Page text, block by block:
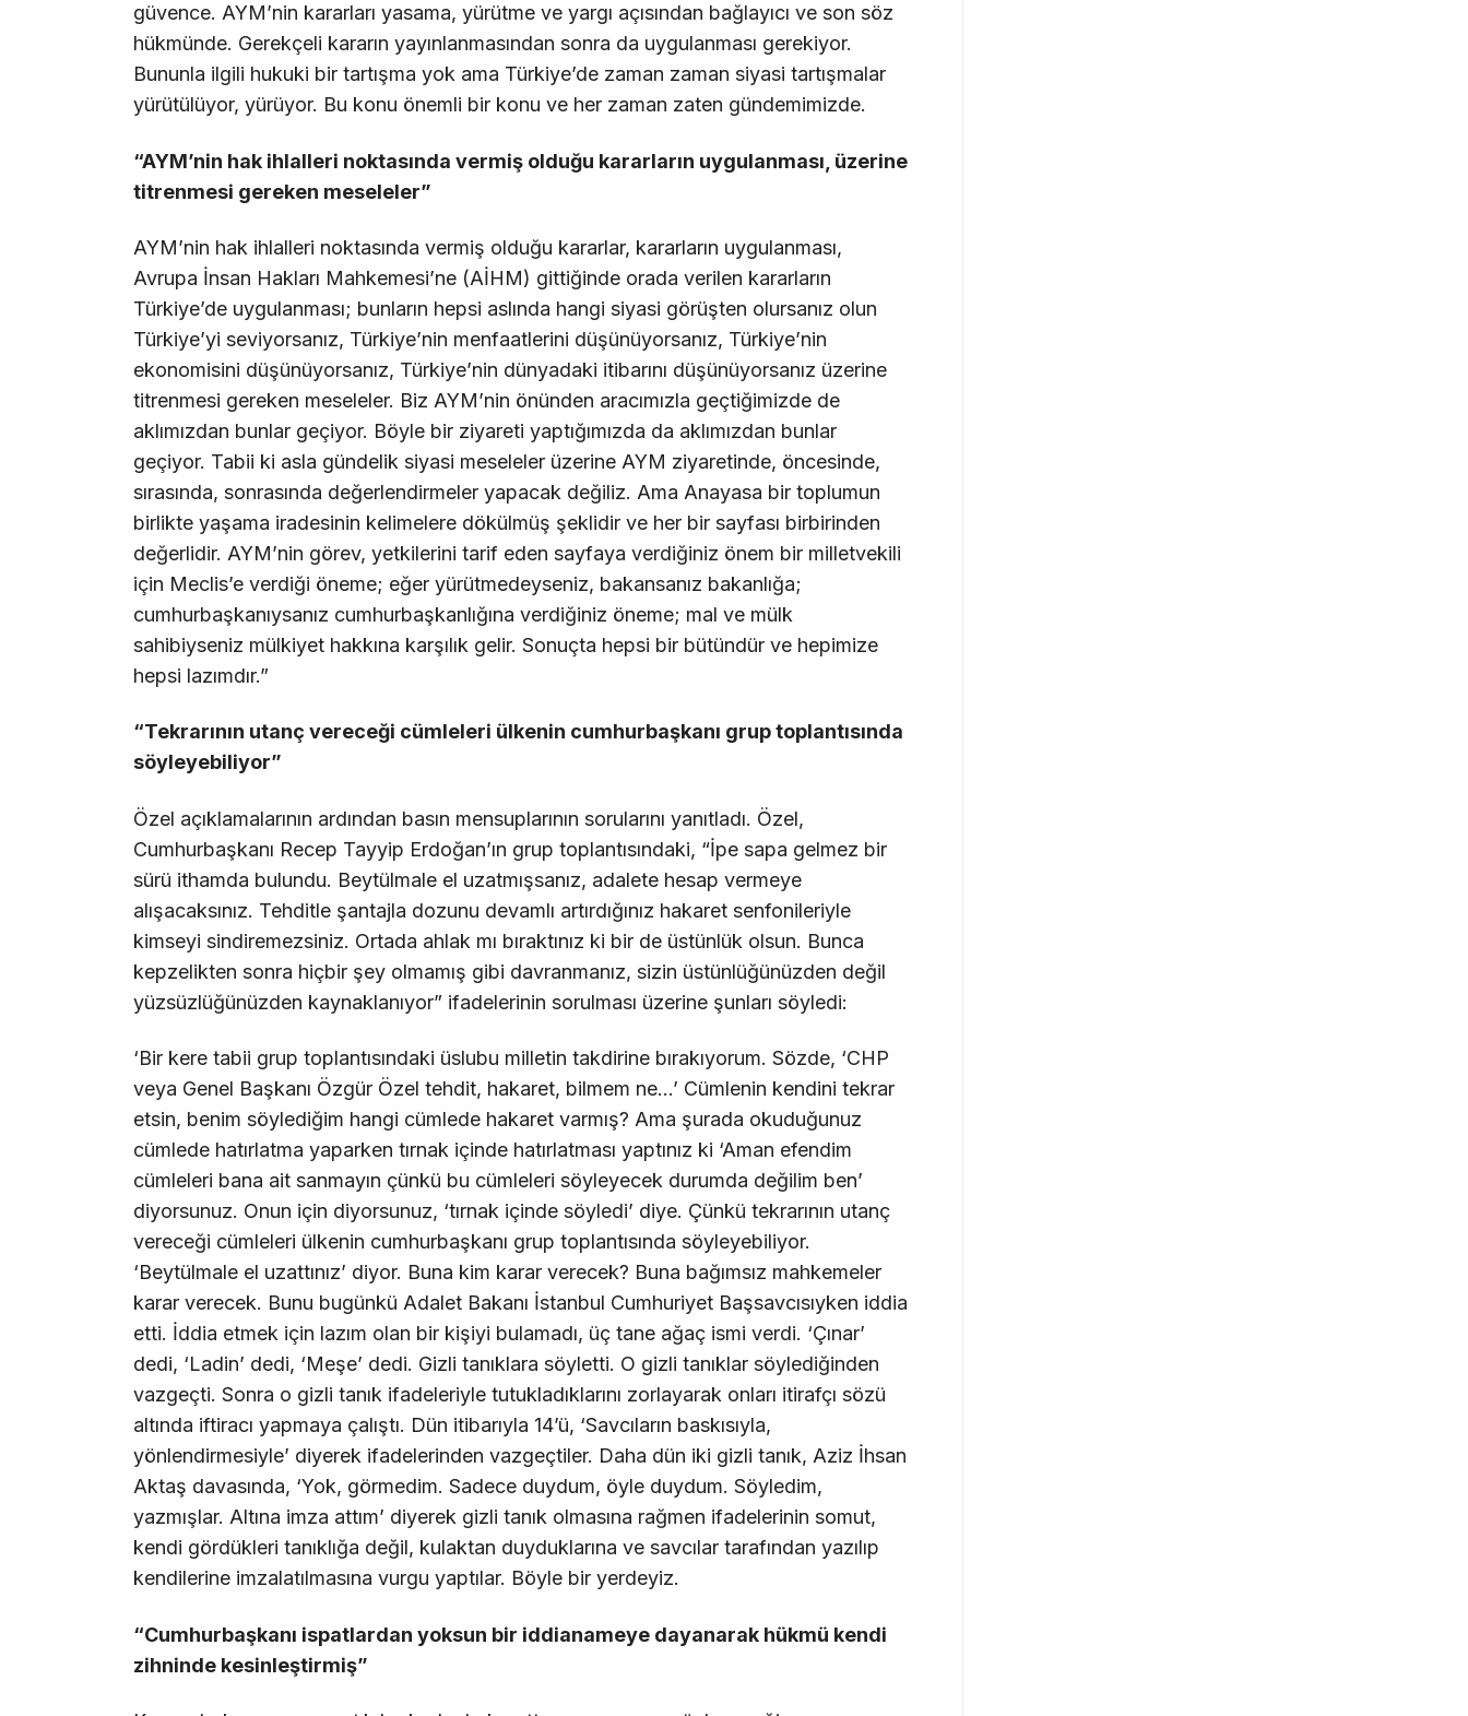
güvence. AYM’nin kararları yasama, yürütme ve yargı açısından bağlayıcı ve son söz
hükmünde. Gerekçeli kararın yayınlanmasından sonra da uygulanması gerekiyor.
Bununla ilgili hukuki bir tartışma yok ama Türkiye’de zaman zaman siyasi tartışmalar
yürütülüyor, yürüyor. Bu konu önemli bir konu ve her zaman zaten gündemimizde.
“AYM’nin hak ihlalleri noktasında vermiş olduğu kararların uygulanması, üzerine
titrenmesi gereken meseleler”
AYM’nin hak ihlalleri noktasında vermiş olduğu kararlar, kararların uygulanması,
Avrupa İnsan Hakları Mahkemesi’ne (AİHM) gittiğinde orada verilen kararların
Türkiye’de uygulanması; bunların hepsi aslında hangi siyasi görüşten olursanız olun
Türkiye’yi seviyorsanız, Türkiye’nin menfaatlerini düşünüyorsanız, Türkiye’nin
ekonomisini düşünüyorsanız, Türkiye’nin dünyadaki itibarını düşünüyorsanız üzerine
titrenmesi gereken meseleler. Biz AYM’nin önünden aracımızla geçtiğimizde de
aklımızdan bunlar geçiyor. Böyle bir ziyareti yaptığımızda da aklımızdan bunlar
geçiyor. Tabii ki asla gündelik siyasi meseleler üzerine AYM ziyaretinde, öncesinde,
sırasında, sonrasında değerlendirmeler yapacak değiliz. Ama Anayasa bir toplumun
birlikte yaşama iradesinin kelimelere dökülmüş şeklidir ve her bir sayfası birbirinden
değerlidir. AYM’nin görev, yetkilerini tarif eden sayfaya verdiğiniz önem bir milletvekili
için Meclis’e verdiği öneme; eğer yürütmedeyseniz, bakansanız bakanlığa;
cumhurbaşkanıysanız cumhurbaşkanlığına verdiğiniz öneme; mal ve mülk
sahibiyseniz mülkiyet hakkına karşılık gelir. Sonuçta hepsi bir bütündür ve hepimize
hepsi lazımdır.”
“Tekrarının utanç vereceği cümleleri ülkenin cumhurbaşkanı grup toplantısında
söyleyebiliyor”
Özel açıklamalarının ardından basın mensuplarının sorularını yanıtladı. Özel,
Cumhurbaşkanı Recep Tayyip Erdoğan’ın grup toplantısındaki, “İpe sapa gelmez bir
sürü ithamda bulundu. Beytülmale el uzatmışsanız, adalete hesap vermeye
alışacaksınız. Tehditle şantajla dozunu devamlı artırdığınız hakaret senfonileriyle
kimseyi sindiremezsiniz. Ortada ahlak mı bıraktınız ki bir de üstünlük olsun. Bunca
kepzelikten sonra hiçbir şey olmamış gibi davranmanız, sizin üstünlüğünüzden değil
yüzsüzlüğünüzden kaynaklanıyor” ifadelerinin sorulması üzerine şunları söyledi:
‘Bir kere tabii grup toplantısındaki üslubu milletin takdirine bırakıyorum. Sözde, ‘CHP
veya Genel Başkanı Özgür Özel tehdit, hakaret, bilmem ne…’ Cümlenin kendini tekrar
etsin, benim söylediğim hangi cümlede hakaret varmış? Ama şurada okuduğunuz
cümlede hatırlatma yaparken tırnak içinde hatırlatması yaptınız ki ‘Aman efendim
cümleleri bana ait sanmayın çünkü bu cümleleri söyleyecek durumda değilim ben’
diyorsunuz. Onun için diyorsunuz, ‘tırnak içinde söyledi’ diye. Çünkü tekrarının utanç
vereceği cümleleri ülkenin cumhurbaşkanı grup toplantısında söyleyebiliyor.
‘Beytülmale el uzattınız’ diyor. Buna kim karar verecek? Buna bağımsız mahkemeler
karar verecek. Bunu bugünkü Adalet Bakanı İstanbul Cumhuriyet Başsavcısıyken iddia
etti. İddia etmek için lazım olan bir kişiyi bulamadı, üç tane ağaç ismi verdi. ‘Çınar’
dedi, ‘Ladin’ dedi, ‘Meşe’ dedi. Gizli tanıklara söyletti. O gizli tanıklar söylediğinden
vazgeçti. Sonra o gizli tanık ifadeleriyle tutukladıklarını zorlayarak onları itirafçı sözü
altında iftiracı yapmaya çalıştı. Dün itibarıyla 14’ü, ‘Savcıların baskısıyla,
yönlendirmesiyle’ diyerek ifadelerinden vazgeçtiler. Daha dün iki gizli tanık, Aziz İhsan
Aktaş davasında, ‘Yok, görmedim. Sadece duydum, öyle duydum. Söyledim,
yazmışlar. Altına imza attım’ diyerek gizli tanık olmasına rağmen ifadelerinin somut,
kendi gördükleri tanıklığa değil, kulaktan duyduklarına ve savcılar tarafından yazılıp
kendilerine imzalatılmasına vurgu yaptılar. Böyle bir yerdeyiz.
“Cumhurbaşkanı ispatlardan yoksun bir iddianameye dayanarak hükmü kendi
zihninde kesinleştirmiş”